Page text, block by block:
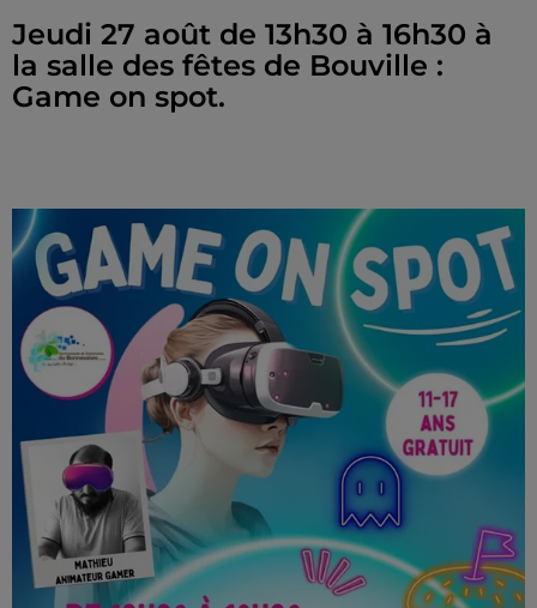
Jeudi 27 août de 13h30 à 16h30 à
la salle des fêtes de Bouville :
Game on spot.